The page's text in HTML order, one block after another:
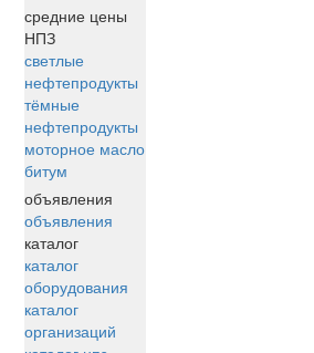
средние цены
НПЗ
светлые
нефтепродукты
тёмные
нефтепродукты
моторное масло
битум
объявления
объявления
каталог
каталог
оборудования
каталог
организаций